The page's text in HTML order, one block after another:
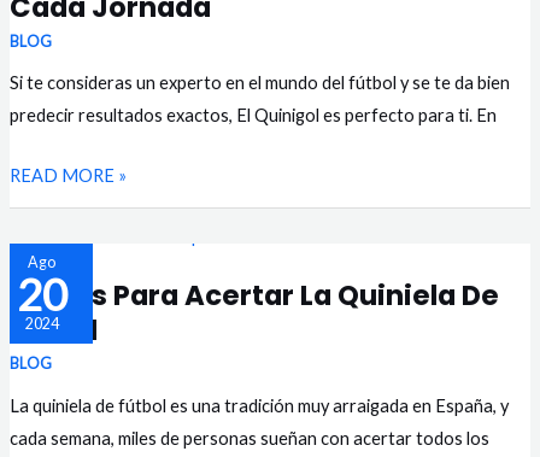
BLOG
Si te consideras un experto en el mundo del fútbol y se te da bien
predecir resultados exactos, El Quinigol es perfecto para ti. En
DE
EL
QUINIGOL?
ACIERTA
RESULTADOS
DE
CADA
JORNADA
READ MORE »
Ago
20
2024
Trucos Para Acertar La Quiniela De
Fútbol
BLOG
La quiniela de fútbol es una tradición muy arraigada en España, y
cada semana, miles de personas sueñan con acertar todos los
TRUCOS
PARA
ACERTAR
LA
QUINIELA
DE